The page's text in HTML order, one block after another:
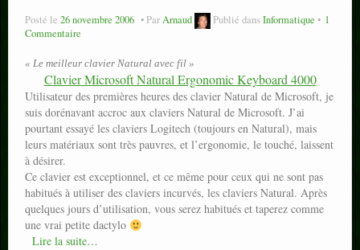
Posté le 26 novembre 2006 ParArnaud Publié dansInformatique
1
Commentaire
« Le meilleur clavier Natural avec fil »
Clavier Microsoft Natural Ergonomic Keyboard 4000
Utilisateur des premières heures des clavier Natural de Microsoft, je
suis dorénavant accroc aux claviers Natural de Microsoft. J’ai
pourtant essayé les claviers Logitech (toujours en Natural), mais
leurs matériaux sont très pauvres, et l’ergonomie, le touché, laissent
à désirer.
Ce clavier est exceptionnel, et ce même pour ceux qui ne sont pas
habitués à utiliser des claviers incurvés, les claviers Natural. Après
quelques jours d’utilisation, vous serez habitués et taperez comme
une vrai petite dactylo
Lire la suite…